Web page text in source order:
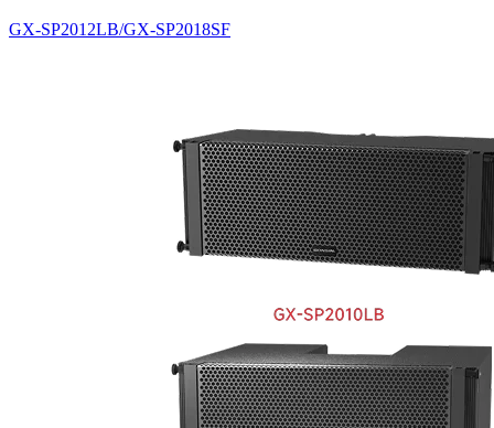
GX-SP2012LB/GX-SP2018SF